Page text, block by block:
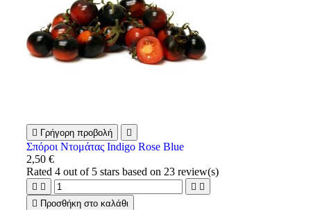
 Γρήγορη προβολή 
Σπόροι Ντομάτας Indigo Rose Blue
2,50 €
Rated4 out of 5 stars based on 23 review(s)
   
 Προσθήκη στο καλάθι